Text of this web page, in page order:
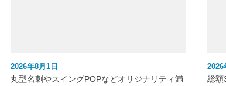
2026年8月1日
丸型名刺やスイングPOPなどオリジナリティ満
2026
総額